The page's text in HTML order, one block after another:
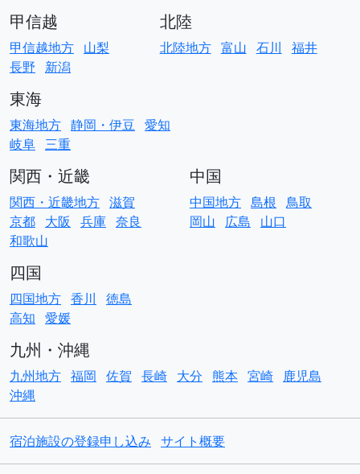
甲信越
甲信越地方 山梨
長野 新潟
北陸
北陸地方 富山 石川 福井
東海
東海地方 静岡・伊豆 愛知
岐阜 三重
関西・近畿
関西・近畿地方 滋賀
京都 大阪 兵庫 奈良
和歌山
中国
中国地方 島根 鳥取
岡山 広島 山口
四国
四国地方 香川
徳島
高知 愛媛
九州・沖縄
九州地方 福岡 佐賀 長崎 大分 熊本 宮崎 鹿児島
沖縄
宿泊施設の登録申し込み サイト概要